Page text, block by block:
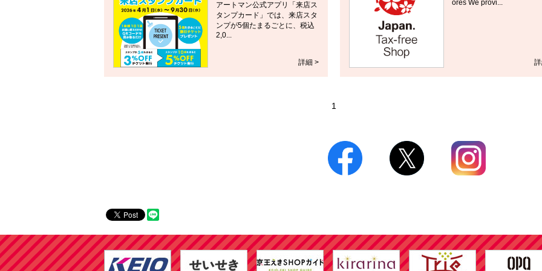
アートマン公式アプリ「来店ス
タンプカード」では、来店スタ
ンプが5個たまるごとに、税込
2,0...
詳細 >
ores We provi...
1